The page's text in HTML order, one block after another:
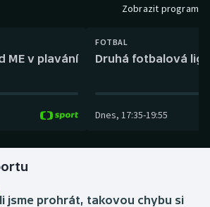
Zobrazit program
ME v plavání
FOTBAL
Druhá fotbalová
Dnes, 17:35-19:55
jsme prohrát, takovou chybu si